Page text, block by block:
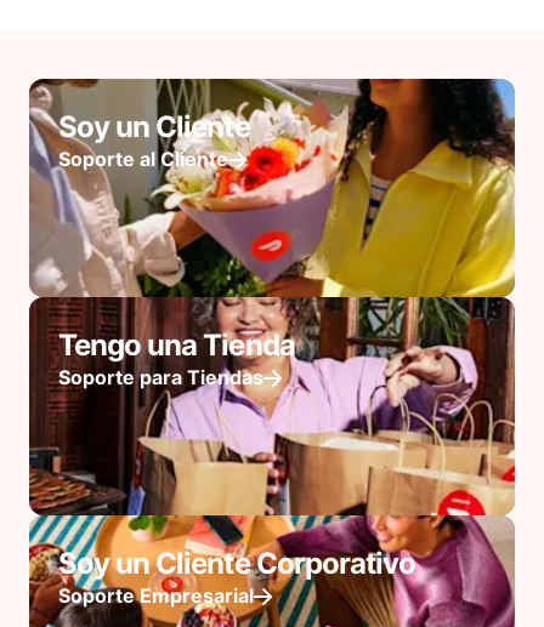
Soy un Cliente
Soporte al Cliente
Tengo una Tienda
Soporte para Tiendas
Soy un Cliente Corporativo
Soporte Empresarial